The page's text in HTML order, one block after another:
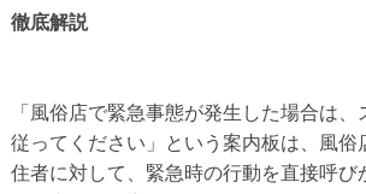
徹底解説
「風俗店で緊急事態が発生した場合は、
従ってください」という案内板は、風俗
住者に対して、緊急時の行動を直接呼び